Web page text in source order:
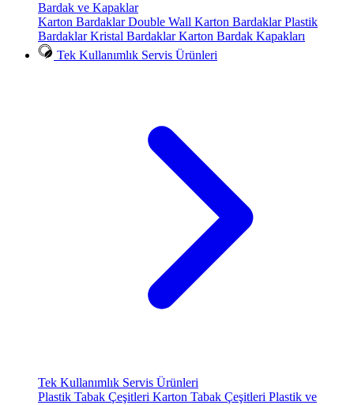
Bardak ve Kapaklar
Karton BardaklarDouble Wall Karton BardaklarPlastik
BardaklarKristal BardaklarKarton Bardak Kapakları
Tek Kullanımlık Servis Ürünleri
Tek Kullanımlık Servis Ürünleri
Plastik Tabak Çeşitleri Karton Tabak Çeşitleri Plastik ve